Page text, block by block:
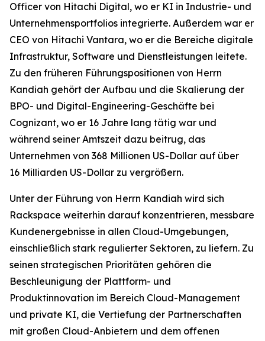
Officer von Hitachi Digital, wo er KI in Industrie- und
Unternehmensportfolios integrierte. Außerdem war er
CEO von Hitachi Vantara, wo er die Bereiche digitale
Infrastruktur, Software und Dienstleistungen leitete.
Zu den früheren Führungspositionen von Herrn
Kandiah gehört der Aufbau und die Skalierung der
BPO- und Digital-Engineering-Geschäfte bei
Cognizant, wo er 16 Jahre lang tätig war und
während seiner Amtszeit dazu beitrug, das
Unternehmen von 368 Millionen US-Dollar auf über
16 Milliarden US-Dollar zu vergrößern.
Unter der Führung von Herrn Kandiah wird sich
Rackspace weiterhin darauf konzentrieren, messbare
Kundenergebnisse in allen Cloud-Umgebungen,
einschließlich stark regulierter Sektoren, zu liefern. Zu
seinen strategischen Prioritäten gehören die
Beschleunigung der Plattform- und
Produktinnovation im Bereich Cloud-Management
und private KI, die Vertiefung der Partnerschaften
mit großen Cloud-Anbietern und dem offenen